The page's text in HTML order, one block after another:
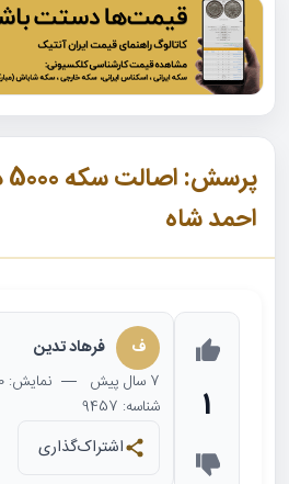
احمد شاه
1
ف فرهاد تدین
7 سال پیش — نمایش: 1280 بار
شناسه: 9457
اشتراک‌گذاری